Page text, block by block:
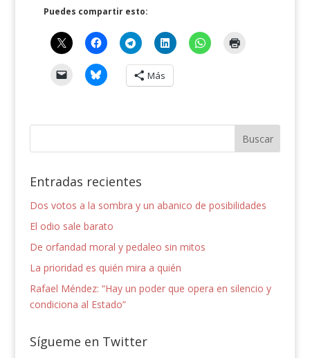
Puedes compartir esto:
Más
Entradas recientes
Dos votos a la sombra y un abanico de posibilidades
El odio sale barato
De orfandad moral y pedaleo sin mitos
La prioridad es quién mira a quién
Rafael Méndez: “Hay un poder que opera en silencio y
condiciona al Estado”
Sígueme en Twitter